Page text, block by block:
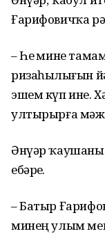
Ғарифовичҡа
– Һеҙ мине
ризаһыҙлығын
эшем күп ине.
ултырырға
Әнүәр ҡаушаны.
ебәрҙе.
– Батыр
минең улым